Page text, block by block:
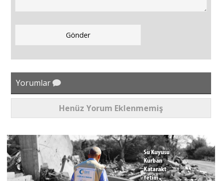
Yorumlar
Henüz Yorum Eklenmemiş